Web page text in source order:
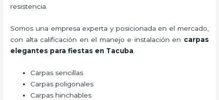
resistencia.
Somos una empresa experta y posicionada en el mercado,
con alta calificación en el manejo e instalación en carpas
elegantes para fiestas en Tacuba.
Carpas sencillas
Carpas poligonales
Carpas hinchables